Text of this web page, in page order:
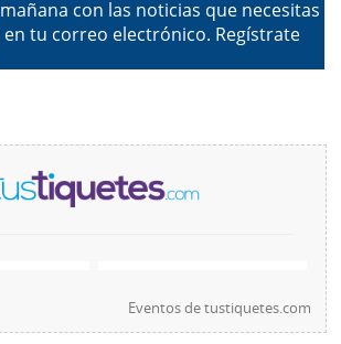
Eventos detustiquetes.com